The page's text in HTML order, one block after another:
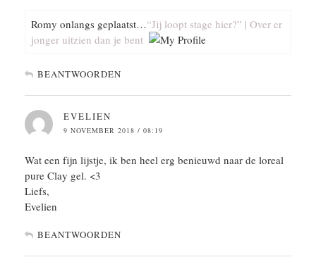
Romy onlangs geplaatst…“Jij loopt stage hier?” | Over er
jonger uitzien dan je bent
BEANTWOORDEN
EVELIEN
9 NOVEMBER 2018 / 08:19
Wat een fijn lijstje, ik ben heel erg benieuwd naar de loreal
pure Clay gel. <3
Liefs,
Evelien
BEANTWOORDEN